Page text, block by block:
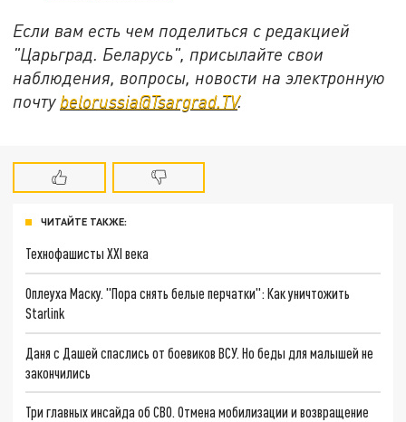
Если вам есть чем поделиться с редакцией
"Царьград. Беларусь", присылайте свои
наблюдения, вопросы, новости на электронную
почту belorussia@Tsargrad.TV.
ЧИТАЙТЕ ТАКЖЕ:
Технофашисты XXI века
Оплеуха Маску. "Пора снять белые перчатки": Как уничтожить
Starlink
Даня с Дашей спаслись от боевиков ВСУ. Но беды для малышей не
закончились
Три главных инсайда об СВО. Отмена мобилизации и возвращение